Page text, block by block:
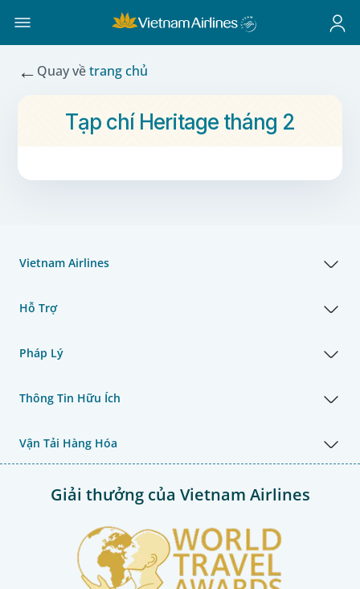
← Quay vềtrang chủ
Tạp chí Heritage tháng 2
Vietnam Airlines
Hỗ Trợ
Pháp Lý
Thông Tin Hữu Ích
Vận Tải Hàng Hóa
Giải thưởng của Vietnam Airlines